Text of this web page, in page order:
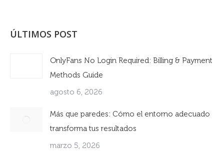
ÚLTIMOS POST
OnlyFans No Login Required: Billing & Payment
Methods Guide
agosto 6, 2026
Más que paredes: Cómo el entorno adecuado
transforma tus resultados
marzo 5, 2026